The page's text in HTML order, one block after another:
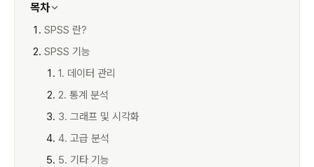
목차
SPSS 란?
SPSS 기능
1. 데이터 관리
2. 통계 분석
3. 그래프 및 시각화
4. 고급 분석
5. 기타 기능